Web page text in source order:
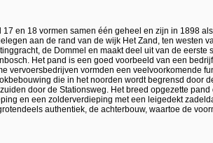
17 en 18 vormen samen één geheel en zijn in 1898
aan de rand van de wijk Het Zand, ten westen
de Dommel en maakt deel uit van de eerste
Het pand is een goed voorbeeld van een
vervoersbedrijven vormden een veelvoorkomende
die in het noorden wordt begrensd door
door de Stationsweg. Het breed opgezette
en een zolderverdieping met een leigedekt
authentiek, de achterbouw, waartoe de